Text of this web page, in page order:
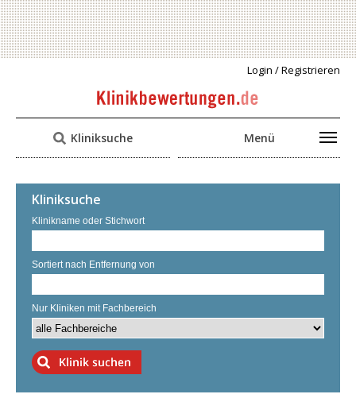
Login / Registrieren
Kliniksuche Menü
Kliniksuche
Klinikname oder Stichwort
Sortiert nach Entfernung von
Nur Kliniken mit Fachbereich